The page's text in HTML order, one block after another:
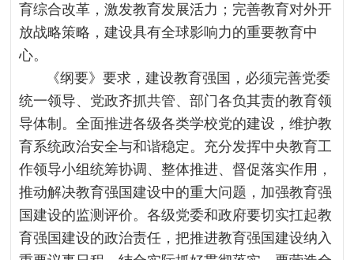
育综合改革，激发教育发展活力；完善教育对外开
放战略策略，建设具有全球影响力的重要教育中
心。
《纲要》要求，建设教育强国，必须完善党委
统一领导、党政齐抓共管、部门各负其责的教育领
导体制。全面推进各级各类学校党的建设，维护教
育系统政治安全与和谐稳定。充分发挥中央教育工
作领导小组统筹协调、整体推进、督促落实作用，
推动解决教育强国建设中的重大问题，加强教育强
国建设的监测评价。各级党委和政府要切实扛起教
育强国建设的政治责任，把推进教育强国建设纳入